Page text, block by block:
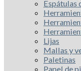
Espátulas
Lijas
Mallas y
Paletinas
Papel de